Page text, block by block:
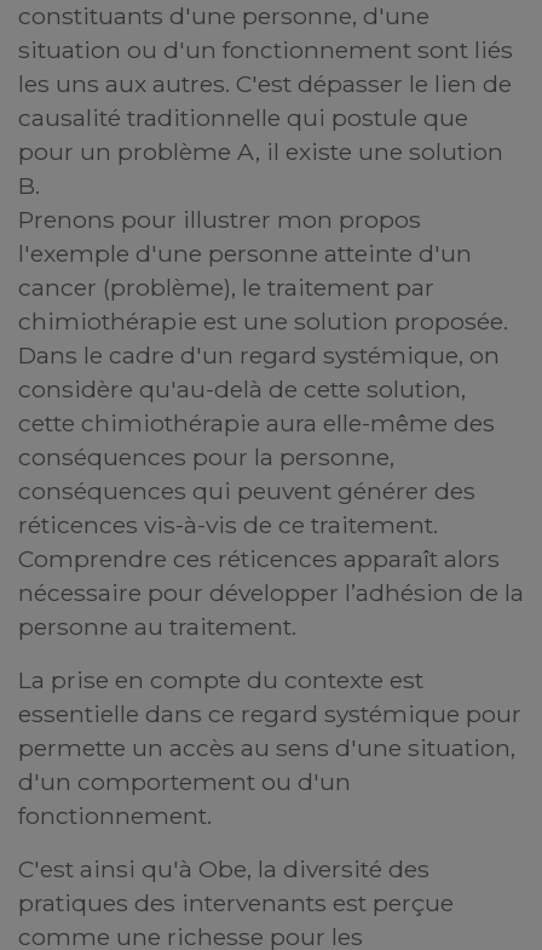
constituants d'une personne, d'une
situation ou d'un fonctionnement sont liés
les uns aux autres. C'est dépasser le lien de
causalité traditionnelle qui postule que
pour un problème A, il existe une solution
B.
Prenons pour illustrer mon propos
l'exemple d'une personne atteinte d'un
cancer (problème), le traitement par
chimiothérapie est une solution proposée.
Dans le cadre d'un regard systémique, on
considère qu'au-delà de cette solution,
cette chimiothérapie aura elle-même des
conséquences pour la personne,
conséquences qui peuvent générer des
réticences vis-à-vis de ce traitement.
Comprendre ces réticences apparaît alors
nécessaire pour développer l’adhésion de la
personne au traitement.
La prise en compte du contexte est
essentielle dans ce regard systémique pour
permette un accès au sens d'une situation,
d'un comportement ou d'un
fonctionnement.
C'est ainsi qu'à Obe, la diversité des
pratiques des intervenants est perçue
comme une richesse pour les